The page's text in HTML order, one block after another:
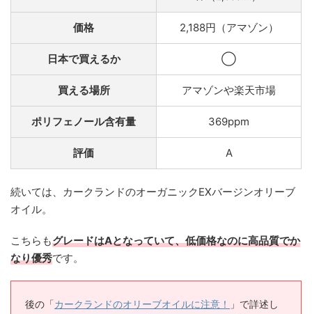
価格 2,188円（アマゾン）
日本で買えるか ◯
買える場所 アマゾンや楽天市場
ポリフェノール含有量 369ppm
評価 A
続いては、カークランドのオーガニックEXバージンオリーブ
オイル。
こちらもグレードはAとなっていて、低価格なのに高品質でか
なり優秀です。
後の「カークランドのオリーブオイルに注意！
」で詳述し